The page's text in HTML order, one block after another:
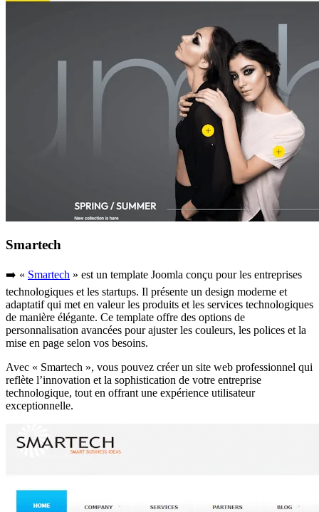
Smartech
➡️ « Smartech » est un template Joomla conçu pour les entreprises
technologiques et les startups. Il présente un design moderne et
adaptatif qui met en valeur les produits et les services technologiques
de manière élégante. Ce template offre des options de
personnalisation avancées pour ajuster les couleurs, les polices et la
mise en page selon vos besoins.
Avec « Smartech », vous pouvez créer un site web professionnel qui
reflète l’innovation et la sophistication de votre entreprise
technologique, tout en offrant une expérience utilisateur
exceptionnelle.